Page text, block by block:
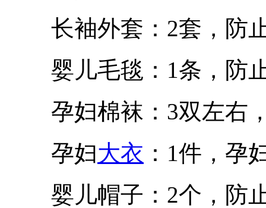
长袖外套：2套，防
婴儿毛毯：1条，防
孕妇棉袜：3双左右，
孕妇大衣 ：1件，孕
婴儿帽子：2个，防止